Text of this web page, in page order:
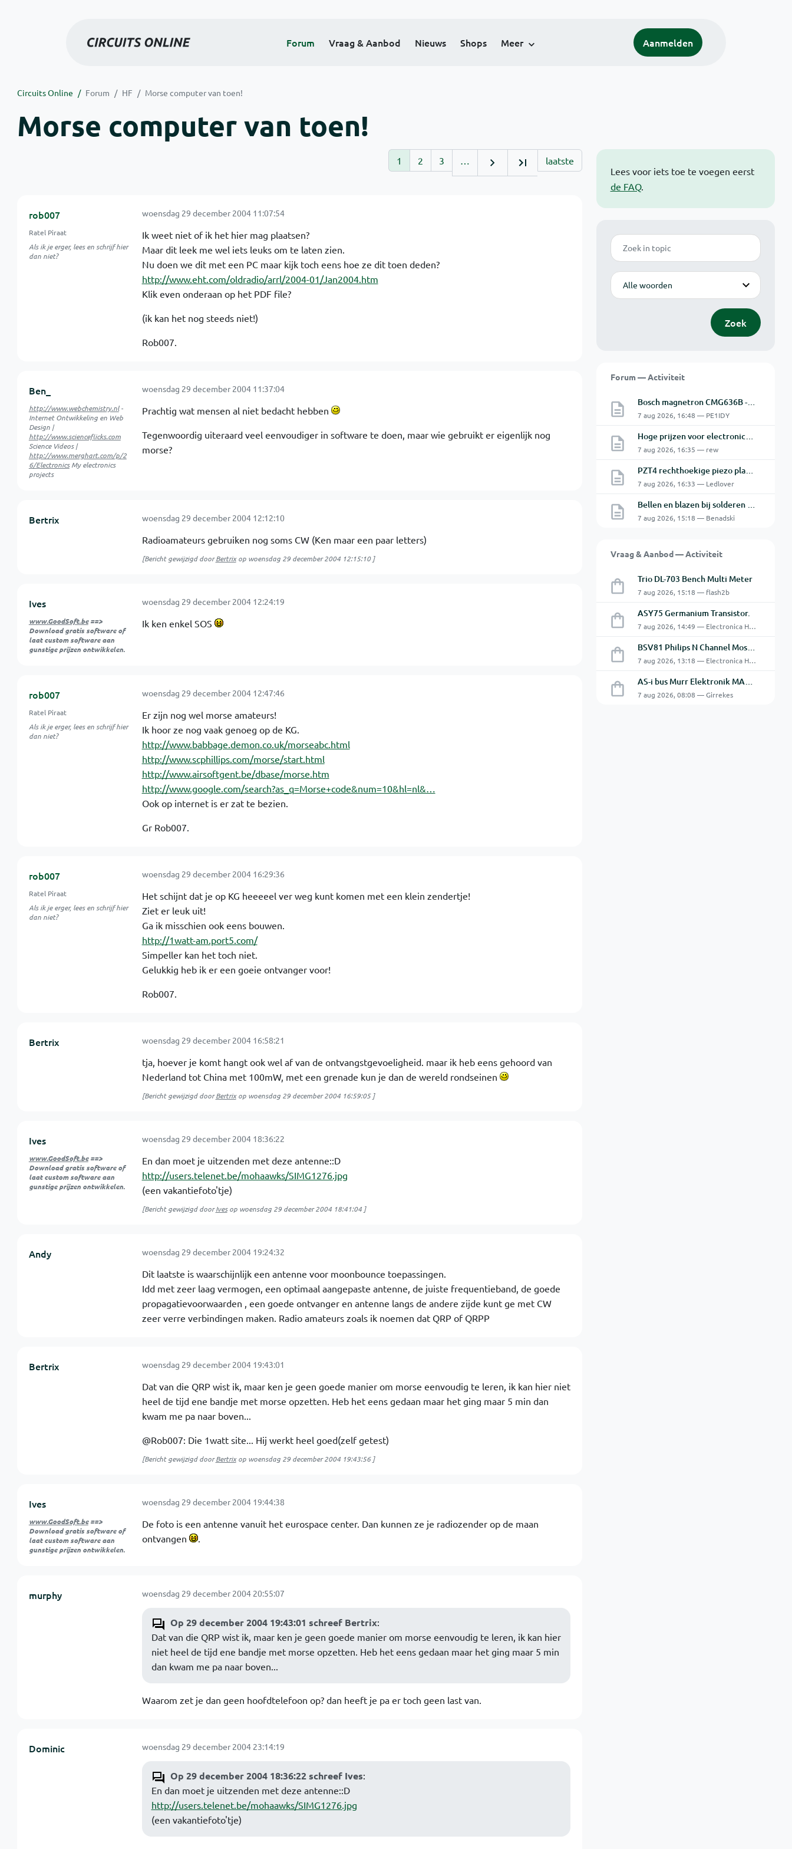
Forum Vraag & Aanbod Nieuws Shops Meer Aanmelden
Circuits Online Forum HF Morse computer van toen!
Morse computer van toen!
Lees voor iets toe te voegen eerst
de FAQ.
Zoek
Modus
Zoek
Forum — Activiteit
Bosch magnetron CMG636B - 2 De oven doet het niet goed.
7 aug 2026, 16:48 — PE1IDY
Hoge prijzen voor electronica hobbyisten
7 aug 2026, 16:35 — rew
PZT4 rechthoekige piezo plaatjes - beweegrichting? Snijkop reparatie Astatic X26
7 aug 2026, 16:33 — Ledlover
Bellen en blazen bij solderen van Chinese PCBs
7 aug 2026, 15:18 — Benadski
Vraag & Aanbod — Activiteit
Trio DL-703 Bench Multi Meter
7 aug 2026, 15:18 — flash2b
ASY75 Germanium Transistor.
7 aug 2026, 14:49 — Electronica Hobbyist
BSV81 Philips N Channel Mosfet Transistors.
7 aug 2026, 13:18 — Electronica Hobbyist
AS-i bus Murr Elektronik MASI20 AS-Interface I/O-module 56440
7 aug 2026, 08:08 — Girrekes
1 2 3 … laatste
rob007
Ratel Piraat
Als ik je erger, lees en schrijf hier
dan niet?
woensdag 29 december 2004 11:07:54
Ik weet niet of ik het hier mag plaatsen?
Maar dit leek me wel iets leuks om te laten zien.
Nu doen we dit met een PC maar kijk toch eens hoe ze dit toen deden?
http://www.eht.com/oldradio/arrl/2004-01/Jan2004.htm
Klik even onderaan op het PDF file?
(ik kan het nog steeds niet!)
Rob007.
Ben_
http://www.webchemistry.nl-
Internet Ontwikkeling en Web
Design |
http://www.scienceflicks.com
Science Videos |
http://www.merghart.com/p/2
6/ElectronicsMy electronics
projects
woensdag 29 december 2004 11:37:04
Prachtig wat mensen al niet bedacht hebben
Tegenwoordig uiteraard veel eenvoudiger in software te doen, maar wie gebruikt er eigenlijk nog
morse?
Bertrix woensdag 29 december 2004 12:12:10
Radioamateurs gebruiken nog soms CW (Ken maar een paar letters)
[Bericht gewijzigd doorBertrixop woensdag 29 december 2004 12:15:10]
Ives
www.GoodSoft.be==>
Download gratis software of
laat custom software aan
gunstige prijzen ontwikkelen.
woensdag 29 december 2004 12:24:19
Ik ken enkel SOS
rob007
Ratel Piraat
Als ik je erger, lees en schrijf hier
dan niet?
woensdag 29 december 2004 12:47:46
Er zijn nog wel morse amateurs!
Ik hoor ze nog vaak genoeg op de KG.
http://www.babbage.demon.co.uk/morseabc.html
http://www.scphillips.com/morse/start.html
http://www.airsoftgent.be/dbase/morse.htm
http://www.google.com/search?as_q=Morse+code&num=10&hl=nl&…
Ook op internet is er zat te bezien.
Gr Rob007.
rob007
Ratel Piraat
Als ik je erger, lees en schrijf hier
dan niet?
woensdag 29 december 2004 16:29:36
Het schijnt dat je op KG heeeeel ver weg kunt komen met een klein zendertje!
Ziet er leuk uit!
Ga ik misschien ook eens bouwen.
http://1watt-am.port5.com/
Simpeller kan het toch niet.
Gelukkig heb ik er een goeie ontvanger voor!
Rob007.
Bertrix woensdag 29 december 2004 16:58:21
tja, hoever je komt hangt ook wel af van de ontvangstgevoeligheid. maar ik heb eens gehoord van
Nederland tot China met 100mW, met een grenade kun je dan de wereld rondseinen
[Bericht gewijzigd doorBertrixop woensdag 29 december 2004 16:59:05]
Ives
www.GoodSoft.be==>
Download gratis software of
laat custom software aan
gunstige prijzen ontwikkelen.
woensdag 29 december 2004 18:36:22
En dan moet je uitzenden met deze antenne::D
http://users.telenet.be/mohaawks/SIMG1276.jpg
(een vakantiefoto'tje)
[Bericht gewijzigd doorIvesop woensdag 29 december 2004 18:41:04]
Andy woensdag 29 december 2004 19:24:32
Dit laatste is waarschijnlijk een antenne voor moonbounce toepassingen.
Idd met zeer laag vermogen, een optimaal aangepaste antenne, de juiste frequentieband, de goede
propagatievoorwaarden , een goede ontvanger en antenne langs de andere zijde kunt ge met CW
zeer verre verbindingen maken. Radio amateurs zoals ik noemen dat QRP of QRPP
Bertrix woensdag 29 december 2004 19:43:01
Dat van die QRP wist ik, maar ken je geen goede manier om morse eenvoudig te leren, ik kan hier niet
heel de tijd ene bandje met morse opzetten. Heb het eens gedaan maar het ging maar 5 min dan
kwam me pa naar boven...
@Rob007: Die 1watt site... Hij werkt heel goed(zelf getest)
[Bericht gewijzigd doorBertrixop woensdag 29 december 2004 19:43:56]
Ives
www.GoodSoft.be==>
Download gratis software of
laat custom software aan
gunstige prijzen ontwikkelen.
woensdag 29 december 2004 19:44:38
De foto is een antenne vanuit het eurospace center. Dan kunnen ze je radiozender op de maan
ontvangen
.
murphy woensdag 29 december 2004 20:55:07
Op 29 december 2004 19:43:01 schreef Bertrix:
Dat van die QRP wist ik, maar ken je geen goede manier om morse eenvoudig te leren, ik kan hier
niet heel de tijd ene bandje met morse opzetten. Heb het eens gedaan maar het ging maar 5 min
dan kwam me pa naar boven...
Waarom zet je dan geen hoofdtelefoon op? dan heeft je pa er toch geen last van.
Dominic woensdag 29 december 2004 23:14:19
Op 29 december 2004 18:36:22 schreef Ives:
En dan moet je uitzenden met deze antenne::D
http://users.telenet.be/mohaawks/SIMG1276.jpg
(een vakantiefoto'tje)